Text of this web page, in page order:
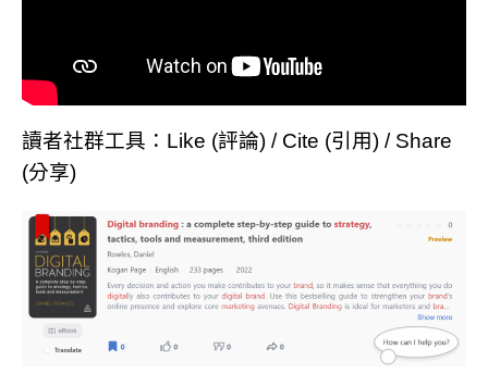
讀者社群工具：Like (評論) / Cite (引用) / Share
(分享)